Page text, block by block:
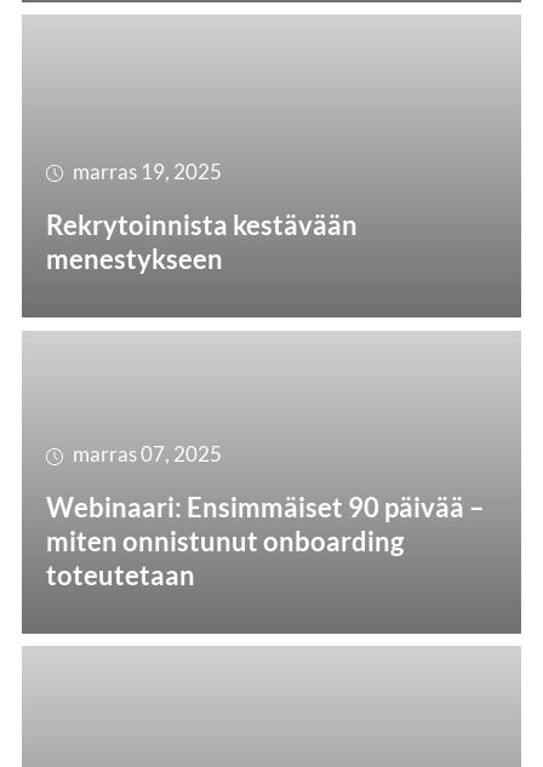
marras 19, 2025
Rekrytoinnista kestävään
menestykseen
marras 07, 2025
Webinaari: Ensimmäiset 90 päivää –
miten onnistunut onboarding
toteutetaan